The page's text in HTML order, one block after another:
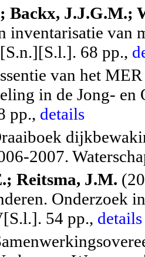
Backx, J.J.G.M.;
inventarisatie van
S.n.][S.l.]. 68 pp.,
van het
in de Jong- en
pp., details
2007.
Reitsma, J.M.
Onderzoek
54 pp., details